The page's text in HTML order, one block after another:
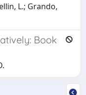
L.; Grando,
Book